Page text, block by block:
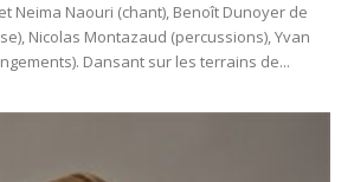
Neima Naouri (chant), Benoît Dunoyer de
Nicolas Montazaud (percussions), Yvan
Cassar (piano et arrangements). Dansant sur les terrains de...